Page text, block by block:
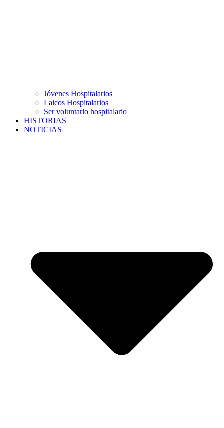
Jóvenes Hospitalarios
Laicos Hospitalarios
Ser voluntario hospitalario
HISTORIAS
NOTICIAS